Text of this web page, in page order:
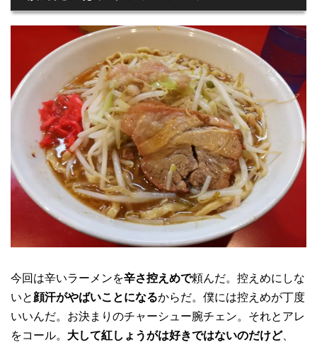
今回は辛いラーメンを辛さ控えめで頼んだ。控えめにしな
いと 顔汗がやばいことになるからだ。僕には控えめが丁度
いいんだ。お決まりのチャーシュー腕チェン。それとアレ
をコール。 大して紅しょうがは好きではないのだけど、